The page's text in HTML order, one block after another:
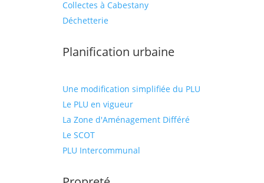
Collectes à Cabestany
Déchetterie
Planification urbaine
Une modification simplifiée du PLU
Le PLU en vigueur
La Zone d'Aménagement Différé
Le SCOT
PLU Intercommunal